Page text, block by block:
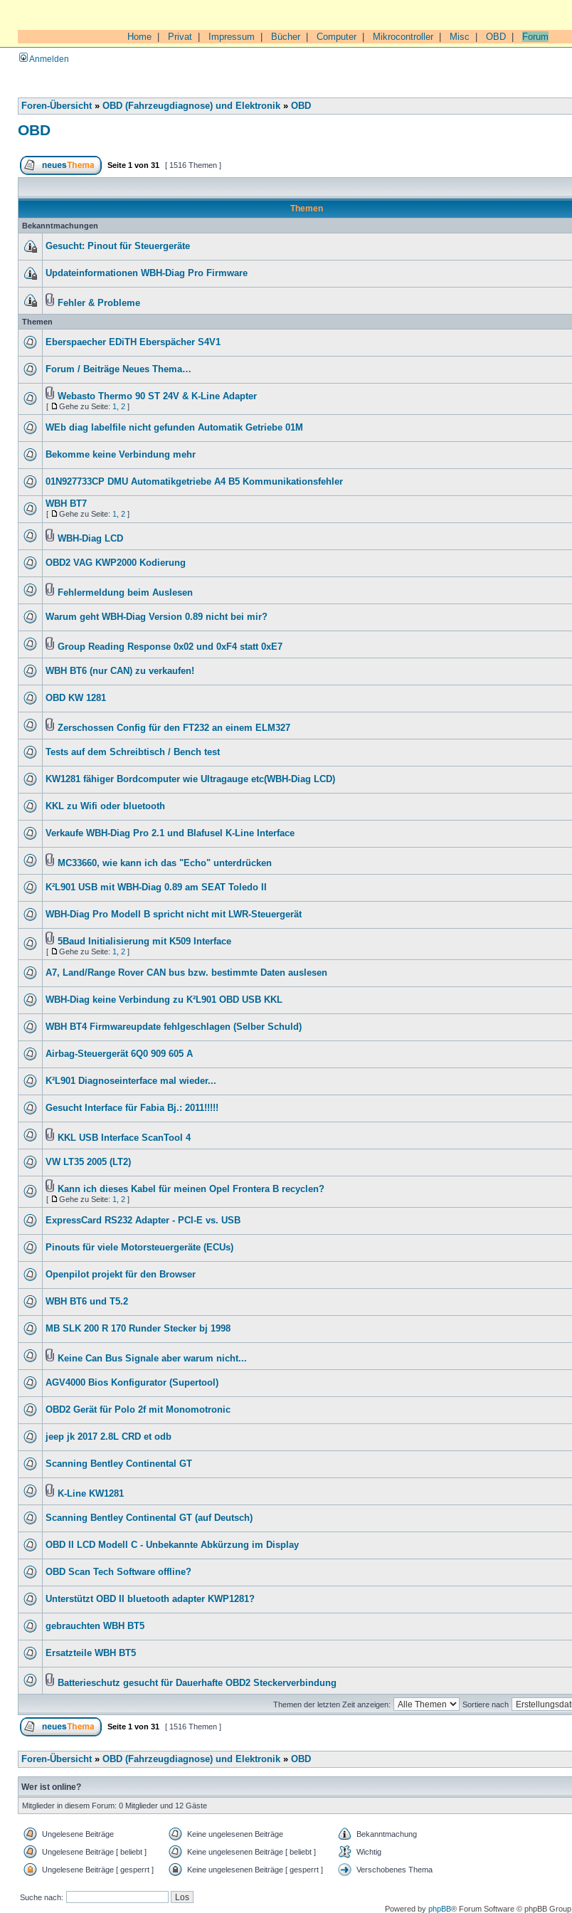
Home Privat Impressum Bücher| Computer| Mikrocontroller| Misc OBD Forum
Anmelden
Foren-Übersicht» OBD (Fahrzeugdiagnose) und Elektronik » OBD
OBD
Seite 1 von 31 [ 1516 Themen ]
Themen
Bekanntmachungen
Gesucht: Pinout für Steuergeräte
Updateinformationen WBH-Diag Pro Firmware
Fehler & Probleme
Themen
Eberspaecher EDiTH Eberspächer S4V1
Forum / Beiträge Neues Thema…
Webasto Thermo 90 ST 24V & K-Line Adapter
[ Gehe zu Seite: 1 2 ]
WEb diag labelfile nicht gefunden Automatik Getriebe 01M
Bekomme keine Verbindung mehr
01N927733CP DMU Automatikgetriebe A4 B5 Kommunikationsfehler
WBH BT7
[ Gehe zu Seite: 1 2 ]
WBH-Diag LCD
OBD2 VAG KWP2000 Kodierung
Fehlermeldung beim Auslesen
Warum geht WBH-Diag Version 0.89 nicht bei mir?
Group Reading Response 0x02 und 0xF4 statt 0xE7
WBH BT6 (nur CAN) zu verkaufen!
OBD KW 1281
Zerschossen Config für den FT232 an einem ELM327
Tests auf dem Schreibtisch / Bench test
KW1281 fähiger Bordcomputer wie Ultragauge etc(WBH-Diag LCD)
KKL zu Wifi oder bluetooth
Verkaufe WBH-Diag Pro 2.1 und Blafusel K-Line Interface
MC33660, wie kann ich das "Echo" unterdrücken
K²L901 USB mit WBH-Diag 0.89 am SEAT Toledo II
WBH-Diag Pro Modell B spricht nicht mit LWR-Steuergerät
5Baud Initialisierung mit K509 Interface
[ Gehe zu Seite: 1 2 ]
A7, Land/Range Rover CAN bus bzw. bestimmte Daten auslesen
WBH-Diag keine Verbindung zu K²L901 OBD USB KKL
WBH BT4 Firmwareupdate fehlgeschlagen (Selber Schuld)
Airbag-Steuergerät 6Q0 909 605 A
K²L901 Diagnoseinterface mal wieder...
Gesucht Interface für Fabia Bj.: 2011!!!!!
KKL USB Interface ScanTool 4
VW LT35 2005 (LT2)
Kann ich dieses Kabel für meinen Opel Frontera B recyclen?
[ Gehe zu Seite: 1 2 ]
ExpressCard RS232 Adapter - PCI-E vs. USB
Pinouts für viele Motorsteuergeräte (ECUs)
Openpilot projekt für den Browser
WBH BT6 und T5.2
MB SLK 200 R 170 Runder Stecker bj 1998
Keine Can Bus Signale aber warum nicht...
AGV4000 Bios Konfigurator (Supertool)
OBD2 Gerät für Polo 2f mit Monomotronic
jeep jk 2017 2.8L CRD et odb
Scanning Bentley Continental GT
K-Line KW1281
Scanning Bentley Continental GT (auf Deutsch)
OBD II LCD Modell C - Unbekannte Abkürzung im Display
OBD Scan Tech Software offline?
Unterstützt OBD II bluetooth adapter KWP1281?
gebrauchten WBH BT5
Ersatzteile WBH BT5
Batterieschutz gesucht für Dauerhafte OBD2 Steckerverbindung
Themen der letzten Zeit anzeigen: Sortiere nach
Seite 1 von 31 [ 1516 Themen ]
Foren-Übersicht» OBD (Fahrzeugdiagnose) und Elektronik » OBD
Wer ist online?
Mitglieder in diesem Forum: 0 Mitglieder und 12 Gäste
Ungelesene Beiträge Keine ungelesenen Beiträge Bekanntmachung
Ungelesene Beiträge [ beliebt ] Keine ungelesenen Beiträge [ beliebt ] Wichtig
Ungelesene Beiträge [ gesperrt ] Keine ungelesenen Beiträge [ gesperrt ] Verschobenes Thema
Suche nach:
Powered by phpBB® Forum Software © phpBB Group